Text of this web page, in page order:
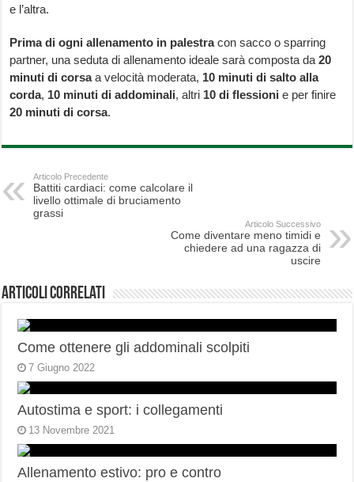
e l’altra.
Prima di ogni allenamento in palestracon sacco o sparring
partner, una seduta di allenamento ideale sarà composta da20
minuti di corsaa velocità moderata, 10 minuti di salto alla
corda, 10 minuti di addominali, altri 10 di flessioni e per finire
20 minuti di corsa.
Articolo Precedente
Battiti cardiaci: come calcolare il
livello ottimale di bruciamento
grassi
Articolo Successivo
Come diventare meno timidi e
chiedere ad una ragazza di
uscire
Articoli correlati
Come ottenere gli addominali scolpiti
7 Giugno 2022
Autostima e sport: i collegamenti
13 Novembre 2021
Allenamento estivo: pro e contro